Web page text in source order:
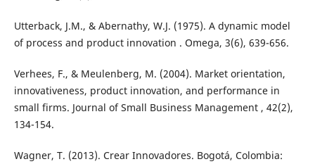
Utterback, J.M., & Abernathy, W.J. (1975). A dynamic model
of process and product innovation . Omega, 3(6), 639-656.
Verhees, F., & Meulenberg, M. (2004). Market orientation,
innovativeness, product innovation, and performance in
small firms. Journal of Small Business Management , 42(2),
134-154.
Wagner, T. (2013). Crear Innovadores. Bogotá, Colombia: